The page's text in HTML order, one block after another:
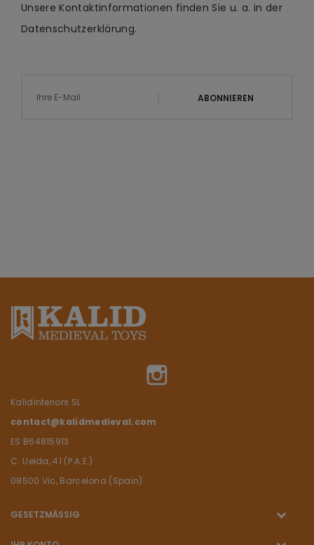
Unsere Kontaktinformationen finden Sie u. a. in der
Datenschutzerklärung.
ABONNIEREN
Kalidinteriors SL
contact@kalidmedieval.com
ES B64815913
C. Lleida, 41 (P.A.E.)
08500 Vic, Barcelona (Spain)
GESETZMÄSSIG